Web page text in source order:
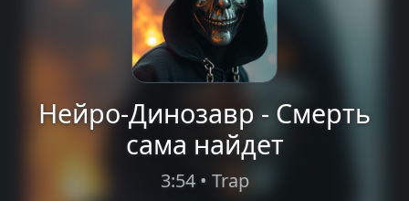
Нейро-Динозавр - Смерть
сама найдет
3:54 • Trap